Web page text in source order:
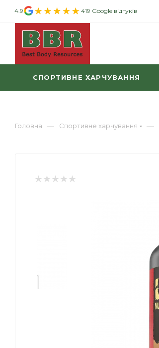
4.9 419 Google відгуків
СПОРТИВНЕ ХАРЧУВАННЯ
Головна — Спортивне харчування —